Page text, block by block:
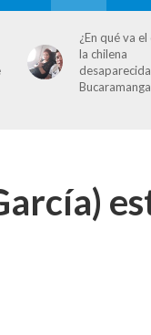
¿En qué va
la chilena